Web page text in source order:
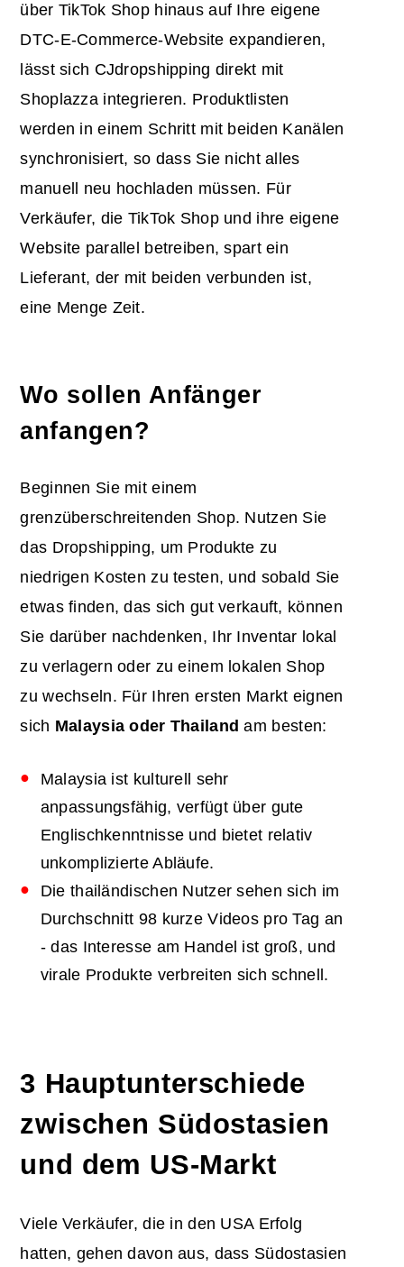
über TikTok Shop hinaus auf Ihre eigene
DTC-E-Commerce-Website expandieren,
lässt sich CJdropshipping direkt mit
Shoplazza integrieren. Produktlisten
werden in einem Schritt mit beiden Kanälen
synchronisiert, so dass Sie nicht alles
manuell neu hochladen müssen. Für
Verkäufer, die TikTok Shop und ihre eigene
Website parallel betreiben, spart ein
Lieferant, der mit beiden verbunden ist,
eine Menge Zeit.
Wo sollen Anfänger
anfangen?
Beginnen Sie mit einem
grenzüberschreitenden Shop. Nutzen Sie
das Dropshipping, um Produkte zu
niedrigen Kosten zu testen, und sobald Sie
etwas finden, das sich gut verkauft, können
Sie darüber nachdenken, Ihr Inventar lokal
zu verlagern oder zu einem lokalen Shop
zu wechseln. Für Ihren ersten Markt eignen
sich Malaysia oder Thailandam besten:
Malaysia ist kulturell sehr
anpassungsfähig, verfügt über gute
Englischkenntnisse und bietet relativ
unkomplizierte Abläufe.
Die thailändischen Nutzer sehen sich im
Durchschnitt 98 kurze Videos pro Tag an
- das Interesse am Handel ist groß, und
virale Produkte verbreiten sich schnell.
3 Hauptunterschiede
zwischen Südostasien
und dem US-Markt
Viele Verkäufer, die in den USA Erfolg
hatten, gehen davon aus, dass Südostasien